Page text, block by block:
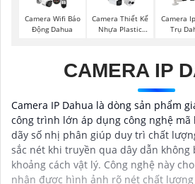
Camera Wifi Báo
Động Dahua
Camera Thiết Kế
Nhựa Plastic
Camera
Trụ
CAMERA IP
Camera IP Dahua là dòng sản phẩm
công trình lớn áp dụng công nghệ
dãy số nhị phân giúp duy trì chất
sắc nét khi truyền qua dây dẫn
khoảng cách vật lý. Công nghệ này
nhận được hình ảnh rõ nét chất lượng